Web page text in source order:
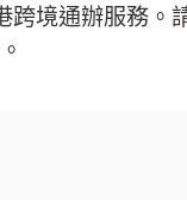
跨境通辦服務。